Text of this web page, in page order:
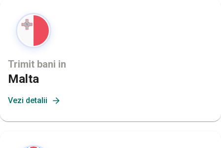
Trimit bani in
Malta
Vezi detalii